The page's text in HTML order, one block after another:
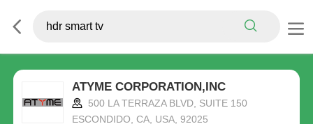
ATYME CORPORATION,INC
500 LA TERRAZA BLVD, SUITE 150
ESCONDIDO, CA, USA, 92025